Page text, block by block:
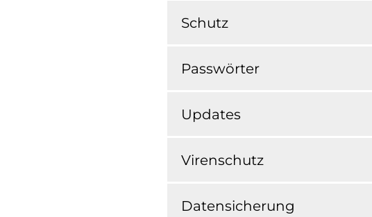
Schutz
Passwörter
Updates
Virenschutz
Datensicherung